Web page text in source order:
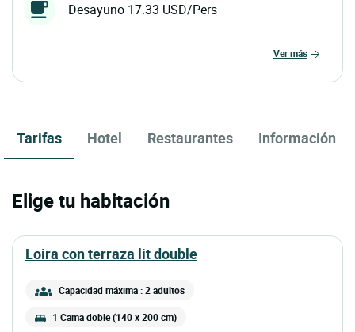
Desayuno 17.33 USD/Pers
ver más
Tarifas Hotel Restaurantes Información
Elige tu habitación
loira con terraza lit double
Capacidad máxima : 2 adultos
1 Cama doble (140 x 200 cm)